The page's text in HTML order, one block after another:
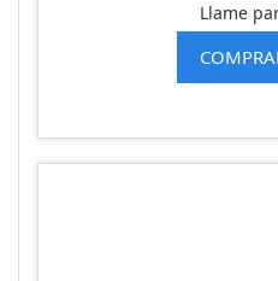
Llame